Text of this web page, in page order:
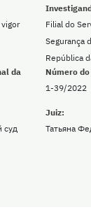
Filial do
Segurança
República
da
Número
1-39/2022
суд
Juiz:
Татьяна